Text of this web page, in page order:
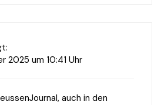
2025 um 10:41 Uhr
auch in den